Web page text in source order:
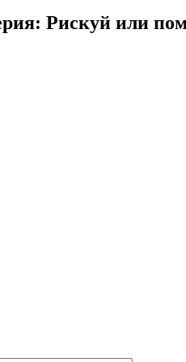
Рискуй или